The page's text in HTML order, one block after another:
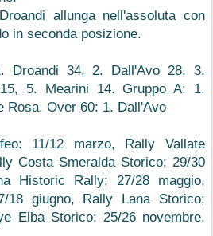
allunga nell'assoluta con
in seconda posizione.
Droandi 34, 2. Dall'Avo 28, 3.
5. Mearini 14. Gruppo A: 1.
Rosa. Over 60: 1. Dall'Avo
11/12 marzo, Rally Vallate
Costa Smeralda Storico; 29/30
Historic Rally; 27/28 maggio,
18 giugno, Rally Lana Storico;
Elba Storico; 25/26 novembre,